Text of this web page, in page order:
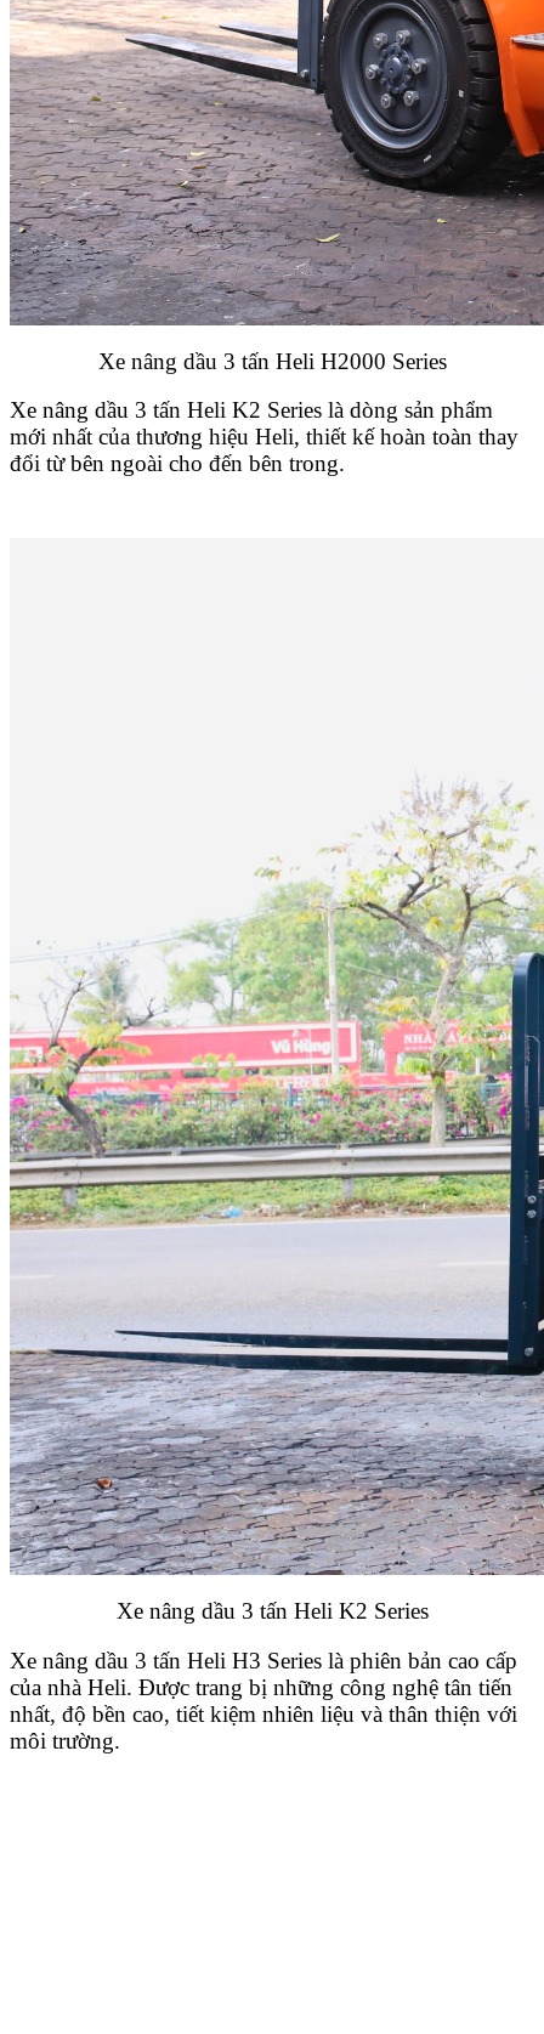
Xe nâng dầu 3 tấn Heli H2000 Series
Xe nâng dầu 3 tấn Heli K2 Series là dòng sản phẩm
mới nhất của thương hiệu Heli, thiết kế hoàn toàn thay
đổi từ bên ngoài cho đến bên trong.
Xe nâng dầu 3 tấn Heli K2 Series
Xe nâng dầu 3 tấn Heli H3 Series là phiên bản cao cấp
của nhà Heli. Được trang bị những công nghệ tân tiến
nhất, độ bền cao, tiết kiệm nhiên liệu và thân thiện với
môi trường.